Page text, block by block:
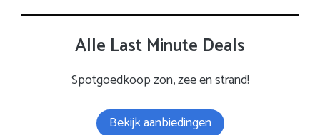
Alle Last Minute Deals
Spotgoedkoop zon, zee en strand!
Bekijk aanbiedingen